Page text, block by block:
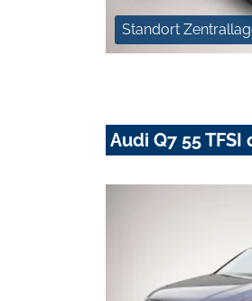
Standort
Audi Q7 55 TFSI